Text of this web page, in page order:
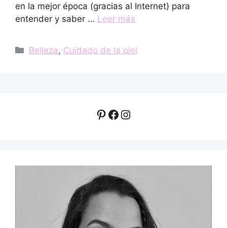
en la mejor época (gracias al Internet) para
entender y saber … Leer más
Categorías
Belleza , Cuidado de la piel
Pinterest
Facebook
Instagram